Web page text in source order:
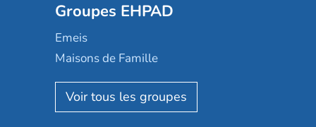
Mobicap
Domusvi
Happy Senior
Aquarelia
Nexity edenea
Groupes EHPAD
Emeis
Maisons de Famille
Korian
Emera